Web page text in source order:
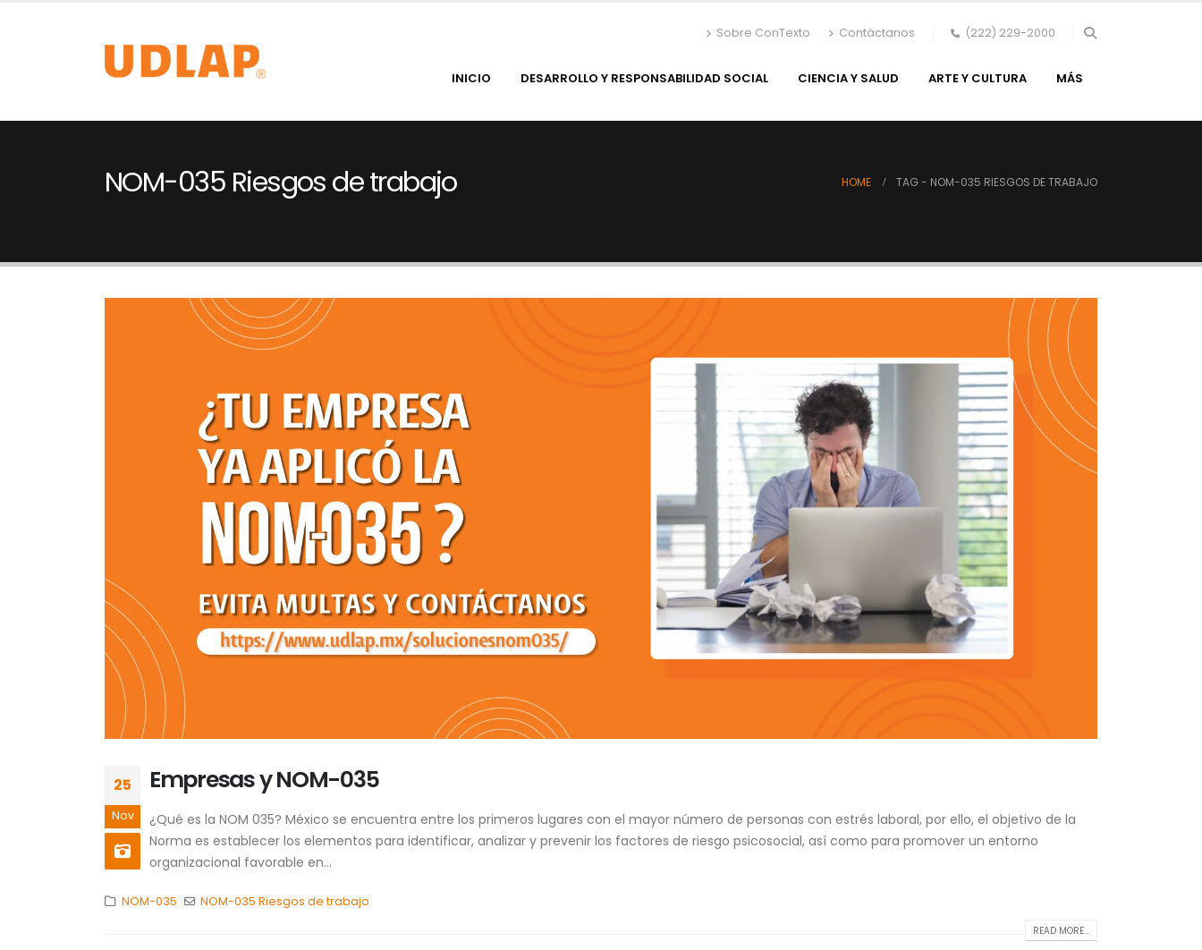
Sobre ConTexto Contáctanos (222) 229-2000
INICIO DESARROLLO Y RESPONSABILIDAD SOCIAL CIENCIA Y SALUD ARTE Y CULTURA MÁS
NOM-035 Riesgos de trabajo HOME TAG - NOM-035 RIESGOS DE TRABAJO
25
Nov
Empresas y NOM-035
¿Qué es la NOM 035? México se encuentra entre los primeros lugares con el mayor número de personas con estrés laboral, por ello, el objetivo de la
Norma es establecer los elementos para identificar, analizar y prevenir los factores de riesgo psicosocial, así como para promover un entorno
organizacional favorable en...
NOM-035 NOM-035 Riesgos de trabajo
READ MORE...